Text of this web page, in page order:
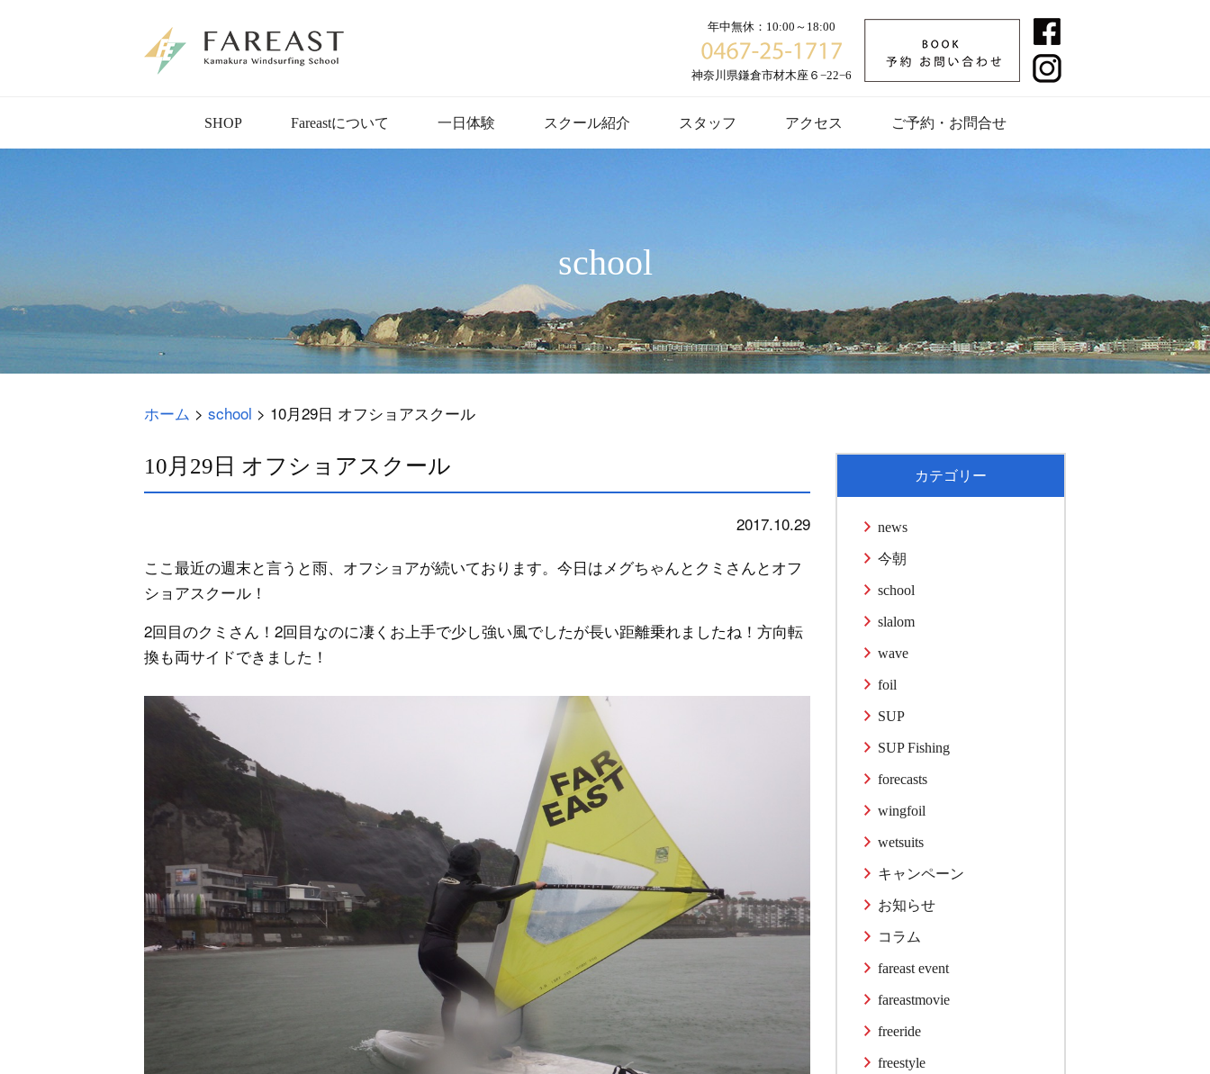
年中無休：10:00～18:00
神奈川県鎌倉市材木座６−22−6
SHOP Fareastについて 一日体験 スクール紹介 スタッフ アクセス ご予約・お問合せ
school
ホーム > school > 10月29日 オフショアスクール
10月29日 オフショアスクール
2017.10.29
ここ最近の週末と言うと雨、オフショアが続いております。今日はメグちゃんとクミさんとオフ
ショアスクール！
2回目のクミさん！2回目なのに凄くお上手で少し強い風でしたが長い距離乗れましたね！方向転
換も両サイドできました！
カテゴリー
news
今朝
school
slalom
wave
foil
SUP
SUP Fishing
forecasts
wingfoil
wetsuits
キャンペーン
お知らせ
コラム
fareast event
fareastmovie
freeride
freestyle